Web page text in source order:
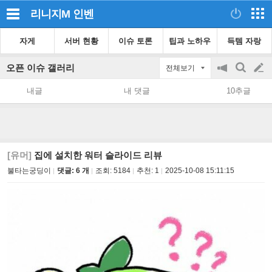
리니지M 인벤
자게 서버 현황 이슈 토론 팁과 노하우 득템 자랑
오픈 이슈 갤러리 전체보기
공
지
on/off
검
색
글
쓰
내글 내 댓글 10추글
[유머] 집에 설치한 워터 슬라이드 리뷰
불타는궁딩이 댓글: 6 개 조회: 5184 추천: 1 2025-10-08 15:11:15